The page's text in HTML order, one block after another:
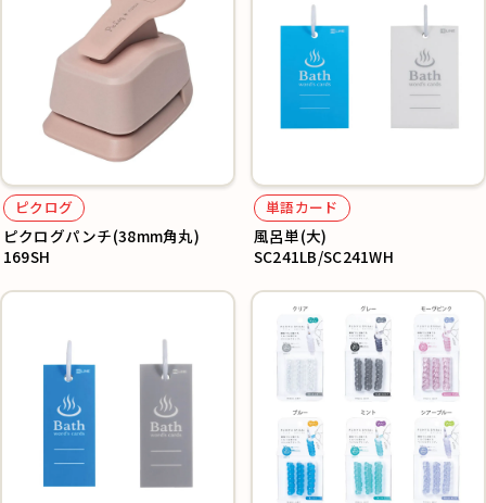
ピクログ
ピクログパンチ(38mm角丸)
169SH
単語カード
風呂単(大)
SC241LB/SC241WH